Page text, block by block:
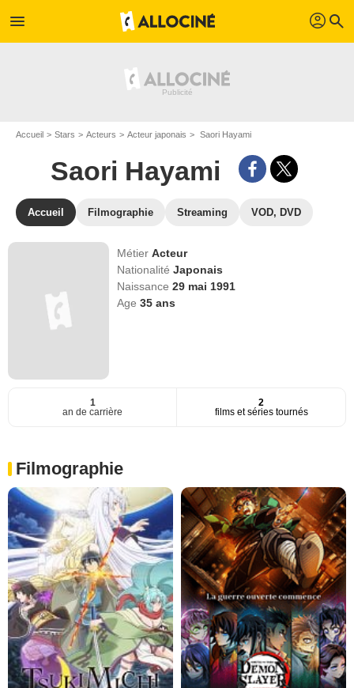
menu profil search
Accueil Stars Acteurs Acteur japonais Saori Hayami
Saori Hayami
Accueil Filmographie Streaming VOD, DVD
MétierActeur
NationalitéJaponais
Naissance29 mai 1991
Age35 ans
1
an de carrière
2
films et séries tournés
Filmographie